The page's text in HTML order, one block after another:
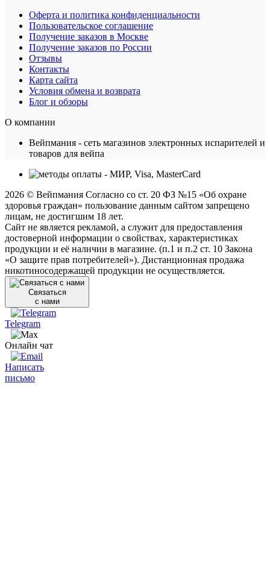
Оферта и политика конфиденциальности
Пользовательское соглашение
Получение заказов в Москве
Получение заказов по России
Отзывы
Контакты
Карта сайта
Условия обмена и возврата
Блог и обзоры
О компании
Вейпмания - сеть магазинов электронных испарителей и
товаров для вейпа
2026 © Вейпмания Согласно со ст. 20 ФЗ №15 «Об охране
здоровья граждан» пользование данным сайтом запрещено
лицам, не достигшим 18 лет.
Сайт не является рекламой, а служит для предоставления
достоверной информации о свойствах, характеристиках
продукции и её наличии в магазине. (п.1 и п.2 ст. 10 Закона
«О защите прав потребителей»). Дистанционная продажа
никотиносодержащей продукции не осуществляется.
Связаться
с нами
Telegram
Онлайн чат
Написать
письмо